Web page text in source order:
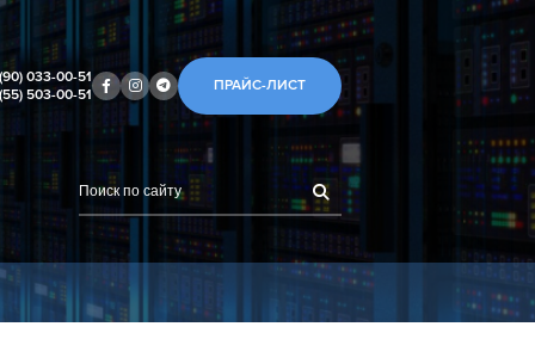
033-00-51
503-00-51
ПРАЙС-ЛИСТ